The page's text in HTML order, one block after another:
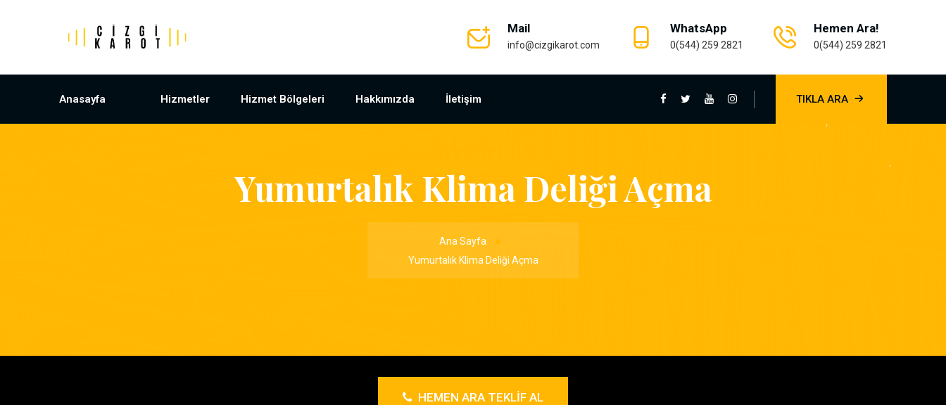
Mail
info@cizgikarot.com
WhatsApp
0(544) 259 2821
Hemen Ara!
0(544) 259 2821
Anasayfa Hizmetler Hizmet Bölgeleri Hakkımızda İletişim TIKLA ARA
Yumurtalık Klima Deliği Açma
Ana Sayfa
Yumurtalık Klima Deliği Açma
HEMEN ARA TEKLIF AL